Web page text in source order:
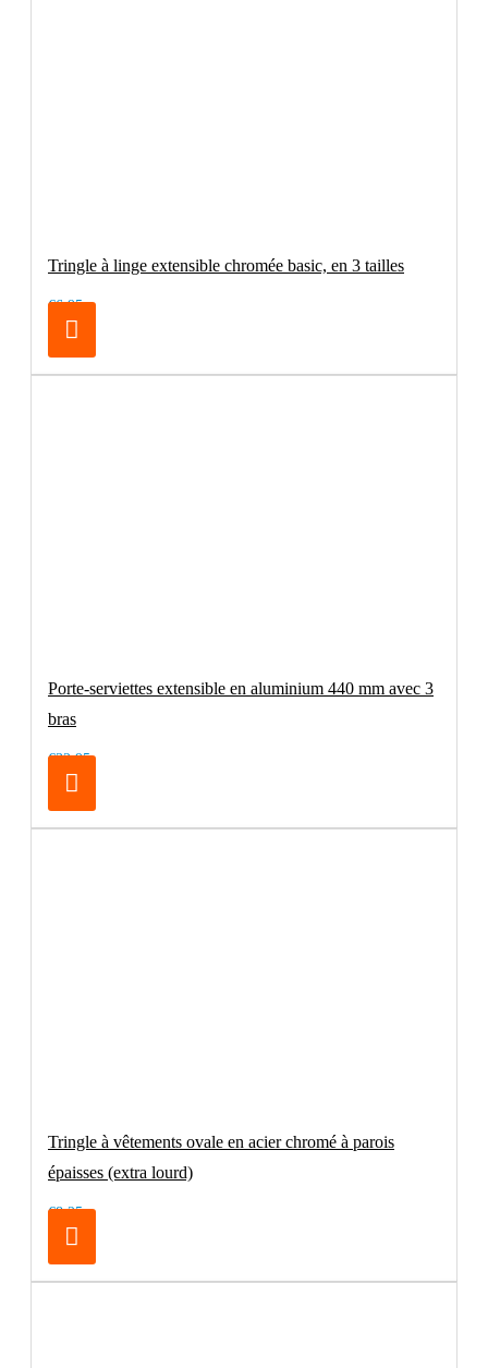
Tringle à linge extensible chromée basic, en 3 tailles
€6.95
Porte-serviettes extensible en aluminium 440 mm avec 3
bras
€32.95
Tringle à vêtements ovale en acier chromé à parois
épaisses (extra lourd)
€8.25